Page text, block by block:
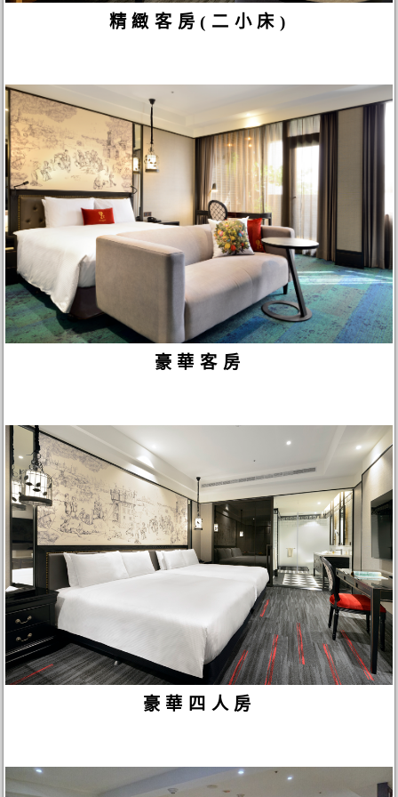
精緻客房(二小床)
豪華客房
豪華四人房